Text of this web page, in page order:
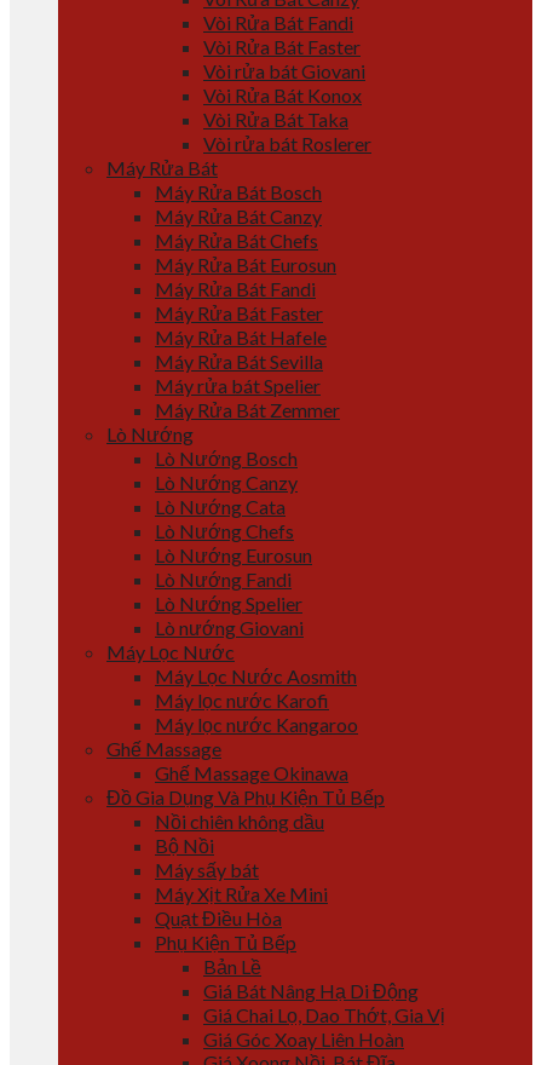
Vòi Rửa Bát Fandi
Vòi Rửa Bát Faster
Vòi rửa bát Giovani
Vòi Rửa Bát Konox
Vòi Rửa Bát Taka
Vòi rửa bát Roslerer
Máy Rửa Bát
Máy Rửa Bát Bosch
Máy Rửa Bát Canzy
Máy Rửa Bát Chefs
Máy Rửa Bát Eurosun
Máy Rửa Bát Fandi
Máy Rửa Bát Faster
Máy Rửa Bát Hafele
Máy Rửa Bát Sevilla
Máy rửa bát Spelier
Máy Rửa Bát Zemmer
Lò Nướng
Lò Nướng Bosch
Lò Nướng Canzy
Lò Nướng Cata
Lò Nướng Chefs
Lò Nướng Eurosun
Lò Nướng Fandi
Lò Nướng Spelier
Lò nướng Giovani
Máy Lọc Nước
Máy Lọc Nước Aosmith
Máy lọc nước Karofi
Máy lọc nước Kangaroo
Ghế Massage
Ghế Massage Okinawa
Đồ Gia Dụng Và Phụ Kiện Tủ Bếp
Nồi chiên không dầu
Bộ Nồi
Máy sấy bát
Máy Xịt Rửa Xe Mini
Quạt Điều Hòa
Phụ Kiện Tủ Bếp
Bản Lề
Giá Bát Nâng Hạ Di Động
Giá Chai Lọ, Dao Thớt, Gia Vị
Giá Góc Xoay Liên Hoàn